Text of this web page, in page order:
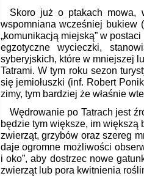
Skoro już o ptakach mowa,
wspomniana wcześniej bukiew
„komunikacją miejską” w
egzotyczne wycieczki,
syberyjskich, które w mniejszej
Tatrami. W tym roku sezon
się jemiołuszki (inf. Robert
zimy, tym bardziej że właśnie
Wędrowanie po Tatrach jest
będzie tym większe, im
zwierząt, grzybów oraz szereg
daje ogromne możliwości
i oko”, aby dostrzec nowe
zwierząt lub pora kwitnienia